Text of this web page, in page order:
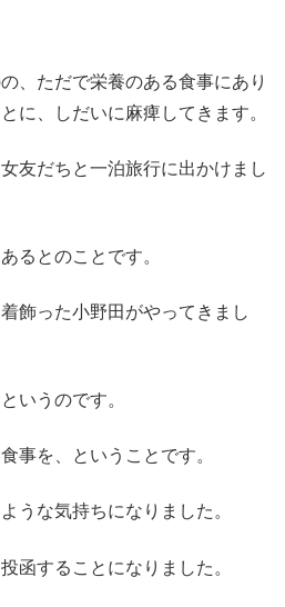
、ただで栄養のある食事にあり
に、しだいに麻痺してきます。
友だちと一泊旅行に出かけまし
るとのことです。
飾った小野田がやってきまし
いうのです。
事を、ということです。
うな気持ちになりました。
函することになりました。